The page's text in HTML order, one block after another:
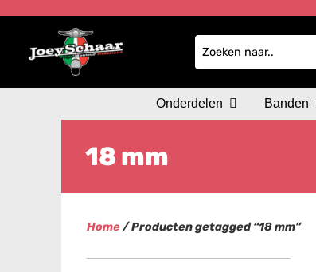
Onderdelen Banden
18 mm
Home/ Producten getagged “18 mm”